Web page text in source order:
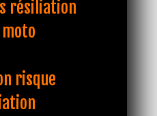
résiliation
risque